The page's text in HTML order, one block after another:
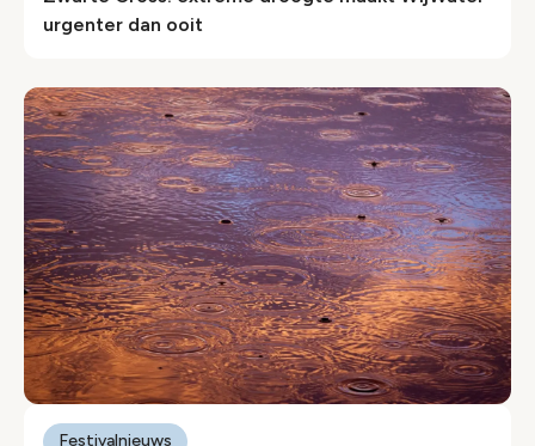
urgenter dan ooit
Festivalnieuws